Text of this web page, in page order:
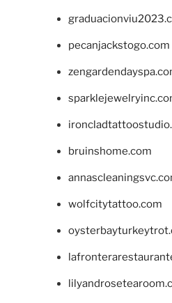
pecanjackstogo.com
bruinshome.com
wolfcitytattoo.com